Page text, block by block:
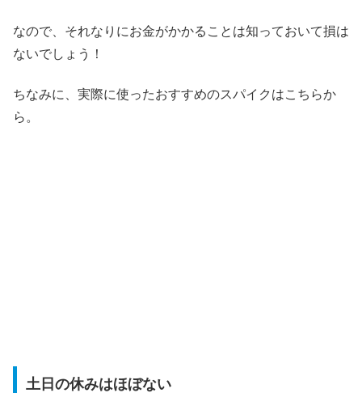
なので、それなりにお金がかかることは知っておいて損は
ないでしょう！
ちなみに、実際に使ったおすすめのスパイクはこちらか
ら。
土日の休みはほぼない